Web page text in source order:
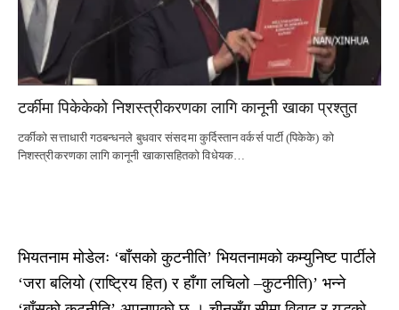
टर्कीमा पिकेकेको निशस्त्रीकरणका लागि कानूनी खाका प्रश्तुत
टर्कीको सत्ताधारी गठबन्धनले बुधवार संसदमा कुर्दिस्तान वर्कर्स पार्टी (पिकेके) को
निशस्त्रीकरणका लागि कानूनी खाकासहितको विधेयक…
भियतनाम मोडेलः ‘बाँसको कुटनीति’ भियतनामको कम्युनिष्ट पार्टीले
‘जरा बलियो (राष्ट्रिय हित) र हाँगा लचिलो –कुटनीति)’ भन्ने